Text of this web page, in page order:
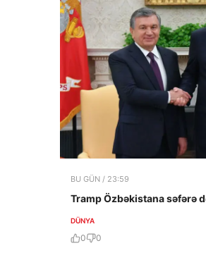
BU GÜN / 23:59
Tramp Özbəkistana səfərə
DÜNYA
0 0